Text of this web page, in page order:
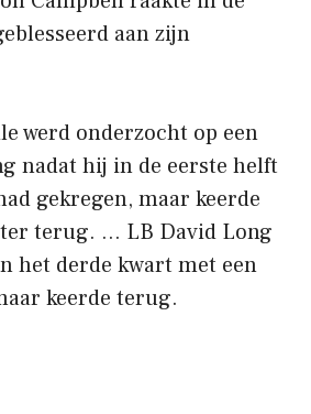
aan zijn
werd onderzocht op een
nadat hij in de eerste helft
gekregen, maar keerde
terug. … LB David Long
het derde kwart met een
keerde terug.